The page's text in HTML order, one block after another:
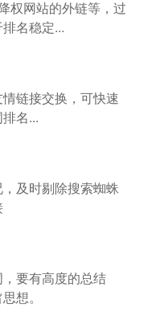
权网站的外链等，过
名稳定...
链接交换，可快速
名...
及时剔除搜索蜘蛛
要有高度的总结
想。